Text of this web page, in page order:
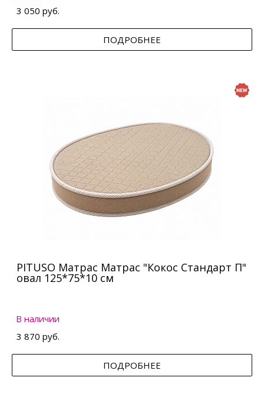
3 050 руб.
ПОДРОБНЕЕ
PITUSO Матрас Матрас "Кокос Стандарт П"
овал 125*75*10 см
В наличии
3 870 руб.
ПОДРОБНЕЕ